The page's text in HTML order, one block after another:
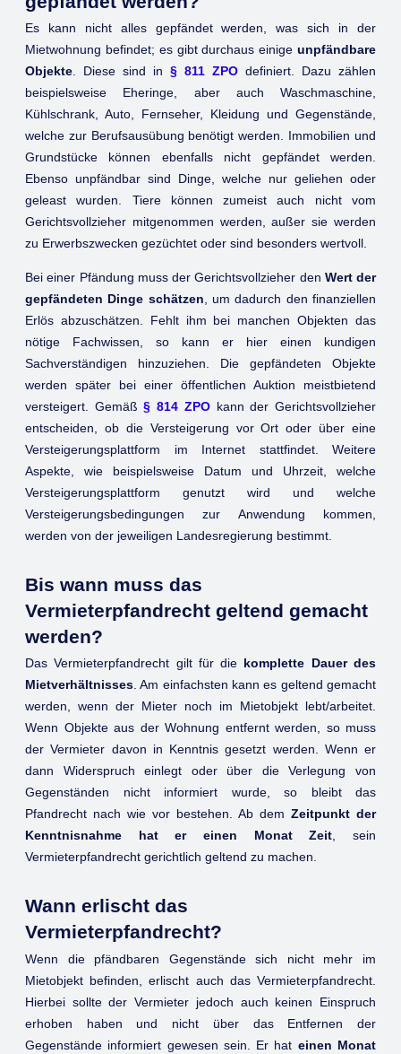
Es kann nicht alles gepfändet werden, was sich in der
Mietwohnung befindet; es gibt durchaus einige unpfändbare
Objekte . Diese sind in § 811 ZPO definiert. Dazu zählen
beispielsweise Eheringe, aber auch Waschmaschine,
Kühlschrank, Auto, Fernseher, Kleidung und Gegenstände,
welche zur Berufsausübung benötigt werden. Immobilien und
Grundstücke können ebenfalls nicht gepfändet werden.
Ebenso unpfändbar sind Dinge, welche nur geliehen oder
geleast wurden. Tiere können zumeist auch nicht vom
Gerichtsvollzieher mitgenommen werden, außer sie werden
zu Erwerbszwecken gezüchtet oder sind besonders wertvoll.
Bei einer Pfändung muss der Gerichtsvollzieher den Wert der
gepfändeten Dinge schätzen , um dadurch den finanziellen
Erlös abzuschätzen. Fehlt ihm bei manchen Objekten das
nötige Fachwissen, so kann er hier einen kundigen
Sachverständigen hinzuziehen. Die gepfändeten Objekte
werden später bei einer öffentlichen Auktion meistbietend
versteigert. Gemäß§ 814 ZPOkann der Gerichtsvollzieher
entscheiden, ob die Versteigerung vor Ort oder über eine
Versteigerungsplattform im Internet stattfindet. Weitere
Aspekte, wie beispielsweise Datum und Uhrzeit, welche
Versteigerungsplattform genutzt wird und welche
Versteigerungsbedingungen zur Anwendung kommen,
werden von der jeweiligen Landesregierung bestimmt.
Bis wann muss das
Vermieterpfandrecht geltend gemacht
werden?
Das Vermieterpfandrecht gilt für die komplette Dauer des
Mietverhältnisses. Am einfachsten kann es geltend gemacht
werden, wenn der Mieter noch im Mietobjekt lebt/arbeitet.
Wenn Objekte aus der Wohnung entfernt werden, so muss
der Vermieter davon in Kenntnis gesetzt werden. Wenn er
dann Widerspruch einlegt oder über die Verlegung von
Gegenständen nicht informiert wurde, so bleibt das
Pfandrecht nach wie vor bestehen. Ab dem Zeitpunkt der
Kenntnisnahme hat er einen Monat Zeit, sein
Vermieterpfandrecht gerichtlich geltend zu machen.
Wann erlischt das
Vermieterpfandrecht?
Wenn die pfändbaren Gegenstände sich nicht mehr im
Mietobjekt befinden, erlischt auch das Vermieterpfandrecht.
Hierbei sollte der Vermieter jedoch auch keinen Einspruch
erhoben haben und nicht über das Entfernen der
Gegenstände informiert gewesen sein. Er hat einen Monat